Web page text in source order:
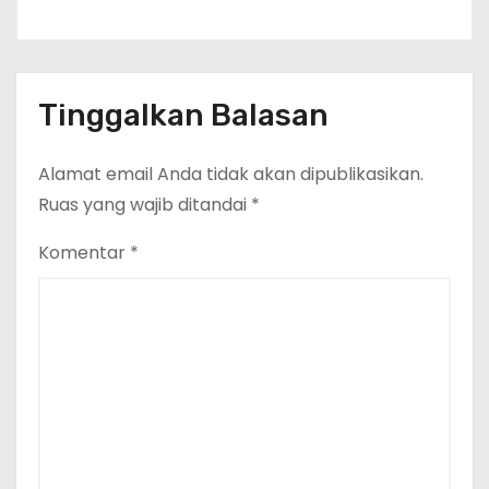
Tinggalkan Balasan
Alamat email Anda tidak akan dipublikasikan.
Ruas yang wajib ditandai *
Komentar *